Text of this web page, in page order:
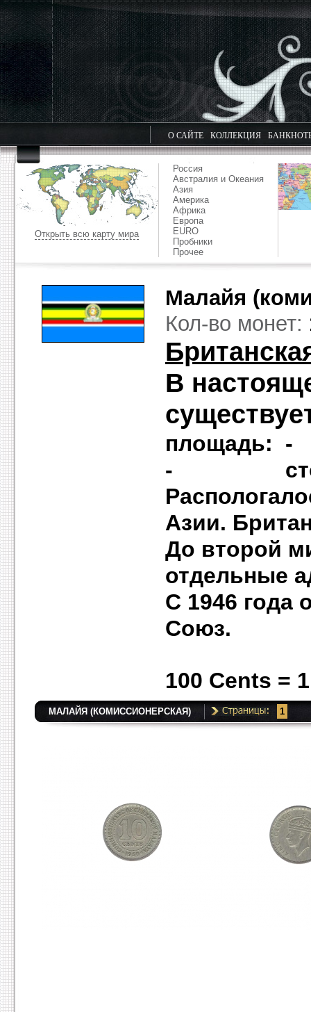
О САЙТЕ КОЛЛЕКЦИЯ
Открыть всю карту мира
Россия
Австралия и Океания
Азия
Америка
Африка
Европа
EURO
Пробники
Прочее
Малайя
Кол-во монет:
В
-
Азии.
До второй
отдельные
С 1946 года
Союз.
100 Сents =
МАЛАЙЯ (КОМИССИОНЕРСКАЯ) 1